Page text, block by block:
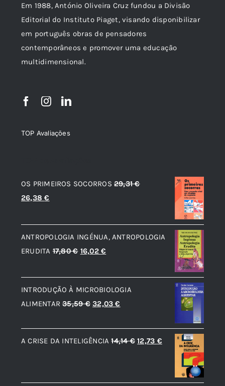
Em 1988, António Oliveira Cruz fundou a Divisão
Editorial do Instituto Piaget, visando disponibilizar
em português obras de pensadores
contemporâneos e promover uma educação
multidimensional.
TOP Avaliações
OS PRIMEIROS SOCORROS 29,31€
O
original
era:
29,31 €.
26,38€
atual
é:
26,38 €.
ANTROPOLOGIA INGÉNUA, ANTROPOLOGIA
ERUDITA 17,80€ O
original
era:
17,80 €.
16,02 €
atual
é:
16,02 €.
INTRODUÇÃO À MICROBIOLOGIA
ALIMENTAR 35,59€ O
original
era:
32,03€
atual
é:
A CRISE DA INTELIGÊNCIA 14,14€ O
era:
12,73 €O
é: